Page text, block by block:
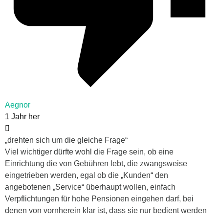
Aegnor
1 Jahr her
„drehten sich um die gleiche Frage“
Viel wichtiger dürfte wohl die Frage sein, ob eine
Einrichtung die von Gebühren lebt, die zwangsweise
eingetrieben werden, egal ob die „Kunden“ den
angebotenen „Service“ überhaupt wollen, einfach
Verpflichtungen für hohe Pensionen eingehen darf, bei
denen von vornherein klar ist, dass sie nur bedient werden